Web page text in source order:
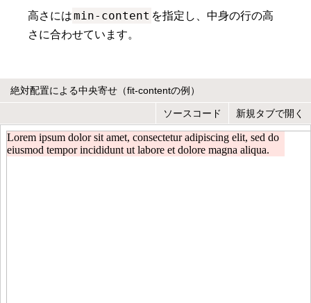
高さにはmin-content を指定し、中身の行の高
さに合わせています。